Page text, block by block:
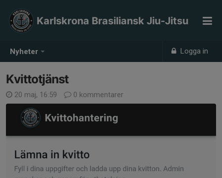
Nyheter Logga in
Karlskrona Brasiliansk Jiu-Jitsu
Kvittotjänst
20 maj, 16:59 0 kommentarer